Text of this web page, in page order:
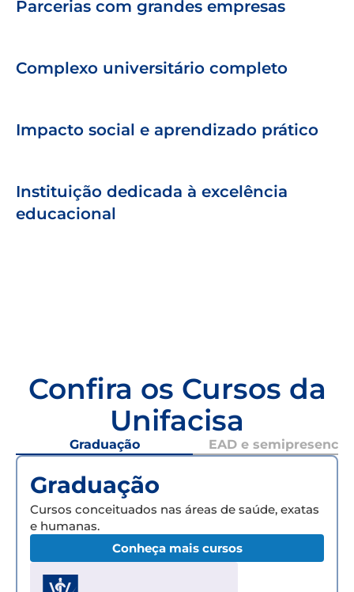
Parcerias com grandes empresas
Complexo universitário completo
Impacto social e aprendizado prático
Instituição dedicada à excelência
educacional
Confira os Cursos da
Unifacisa
Graduação EAD e semipresencial
Graduação
Cursos conceituados nas áreas de saúde, exatas
e humanas.
Conheça mais cursos